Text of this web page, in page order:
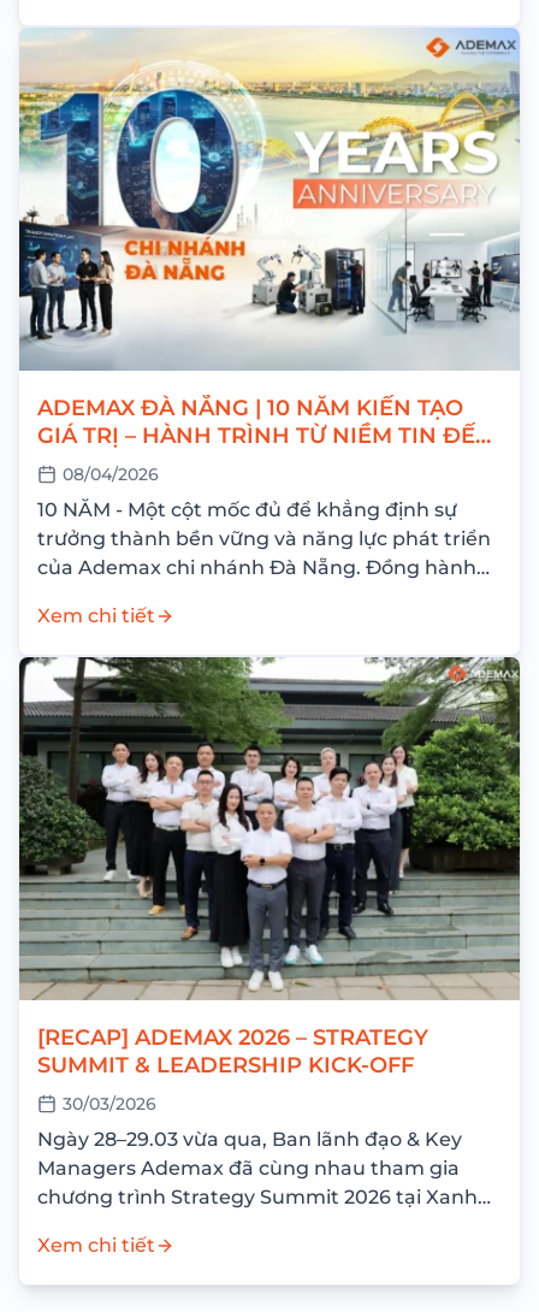
ADEMAX ĐÀ NẴNG | 10 NĂM KIẾN TẠO
GIÁ TRỊ – HÀNH TRÌNH TỪ NIỀM TIN ĐẾN
THÀNH CÔNG
08/04/2026
10 NĂM - Một cột mốc đủ để khẳng định sự
trưởng thành bền vững và năng lực phát triển
của Ademax chi nhánh Đà Nẵng. Đồng hành
Xem chi tiết
[RECAP] ADEMAX 2026 – STRATEGY
SUMMIT & LEADERSHIP KICK-OFF
30/03/2026
Ngày 28–29.03 vừa qua, Ban lãnh đạo & Key
Managers Ademax đã cùng nhau tham gia
chương trình Strategy Summit 2026 tại Xanh
Xem chi tiết